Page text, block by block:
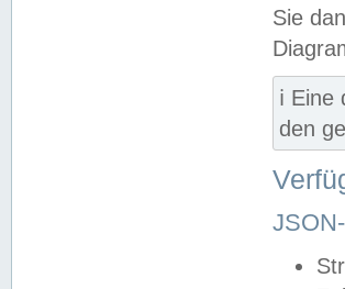
Sie
ℹ️ Eine
den